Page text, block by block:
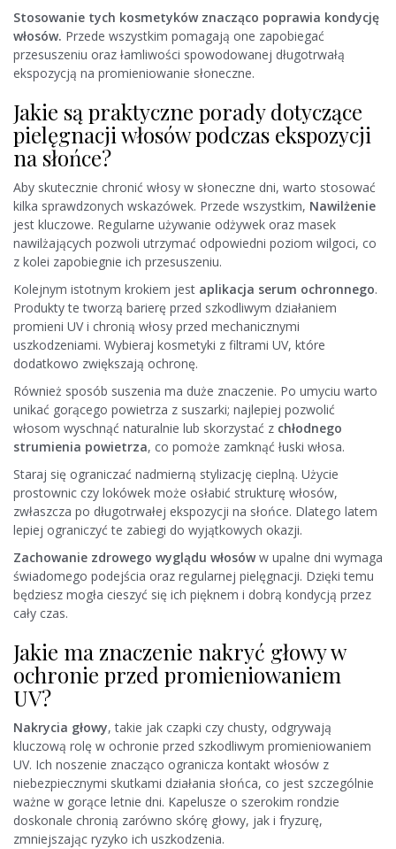
Stosowanie tych kosmetyków znacząco poprawia kondycję
włosów. Przede wszystkim pomagają one zapobiegać
przesuszeniu oraz łamliwości spowodowanej długotrwałą
ekspozycją na promieniowanie słoneczne.
Jakie są praktyczne porady dotyczące
pielęgnacji włosów podczas ekspozycji
na słońce?
Aby skutecznie chronić włosy w słoneczne dni, warto stosować
kilka sprawdzonych wskazówek. Przede wszystkim, Nawilżenie
jest kluczowe. Regularne używanie odżywek oraz masek
nawilżających pozwoli utrzymać odpowiedni poziom wilgoci, co
z kolei zapobiegnie ich przesuszeniu.
Kolejnym istotnym krokiem jest aplikacja serum ochronnego.
Produkty te tworzą barierę przed szkodliwym działaniem
promieni UV i chronią włosy przed mechanicznymi
uszkodzeniami. Wybieraj kosmetyki z filtrami UV, które
dodatkowo zwiększają ochronę.
Również sposób suszenia ma duże znaczenie. Po umyciu warto
unikać gorącego powietrza z suszarki; najlepiej pozwolić
włosom wyschnąć naturalnie lub skorzystać z chłodnego
strumienia powietrza, co pomoże zamknąć łuski włosa.
Staraj się ograniczać nadmierną stylizację cieplną. Użycie
prostownic czy lokówek może osłabić strukturę włosów,
zwłaszcza po długotrwałej ekspozycji na słońce. Dlatego latem
lepiej ograniczyć te zabiegi do wyjątkowych okazji.
Zachowanie zdrowego wyglądu włosów w upalne dni wymaga
świadomego podejścia oraz regularnej pielęgnacji. Dzięki temu
będziesz mogła cieszyć się ich pięknem i dobrą kondycją przez
cały czas.
Jakie ma znaczenie nakryć głowy w
ochronie przed promieniowaniem
UV?
Nakrycia głowy, takie jak czapki czy chusty, odgrywają
kluczową rolę w ochronie przed szkodliwym promieniowaniem
UV. Ich noszenie znacząco ogranicza kontakt włosów z
niebezpiecznymi skutkami działania słońca, co jest szczególnie
ważne w gorące letnie dni. Kapelusze o szerokim rondzie
doskonale chronią zarówno skórę głowy, jak i fryzurę,
zmniejszając ryzyko ich uszkodzenia.